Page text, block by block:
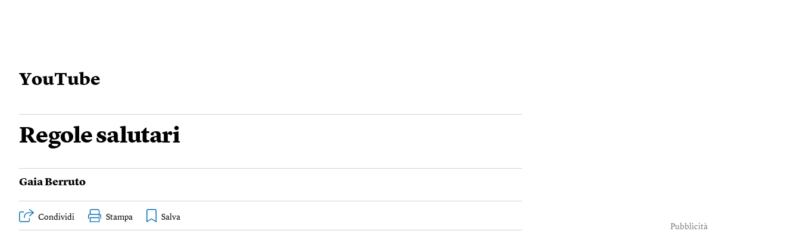
YouTube
Regole salutari
Gaia Berruto
Condividi Stampa
Pubblicità